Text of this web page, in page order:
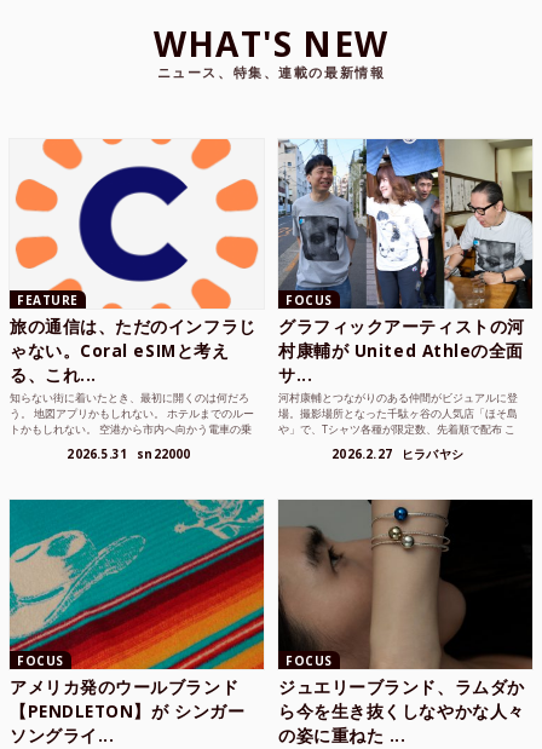
WHAT'S NEW
ニュース、特集、連載の最新情報
FEATURE
旅の通信は、ただのインフラじ
ゃない。Coral eSIMと考え
る、これ...
知らない街に着いたとき、最初に開くのは何だろ
う。 地図アプリかもしれない。 ホテルまでのルー
トかもしれない。 空港から市内へ向かう電車の乗
2026.5.31 sn22000
FOCUS
グラフィックアーティストの河
村康輔が United Athleの全面
サ...
河村康輔とつながりのある仲間がビジュアルに登
場。撮影場所となった千駄ヶ谷の人気店「ほそ島
や」で、Tシャツ各種が限定数、先着順で配布 こ
2026.2.27 ヒラバヤシ
FOCUS
アメリカ発のウールブランド
【PENDLETON】が シンガー
ソングライ...
FOCUS
ジュエリーブランド、ラムダか
ら今を生き抜くしなやかな人々
の姿に重ねた ...